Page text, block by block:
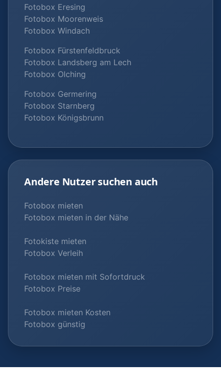
Fotobox Eresing
Fotobox Moorenweis
Fotobox Windach
Fotobox Fürstenfeldbruck
Fotobox Landsberg am Lech
Fotobox Olching
Fotobox Germering
Fotobox Starnberg
Fotobox Königsbrunn
Andere Nutzer suchen auch
Fotobox mieten
Fotobox mieten in der Nähe
Fotokiste mieten
Fotobox Verleih
Fotobox mieten mit Sofortdruck
Fotobox Preise
Fotobox mieten Kosten
Fotobox günstig